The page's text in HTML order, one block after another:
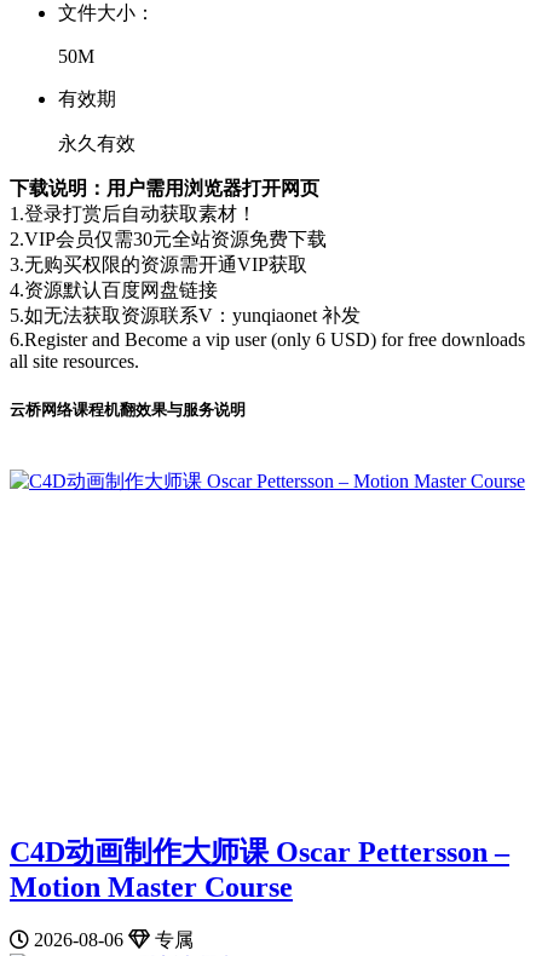
文件大小：
50M
有效期
永久有效
下载说明：用户需用浏览器打开网页
1.登录打赏后自动获取素材！
2.VIP会员仅需30元全站资源免费下载
3.无购买权限的资源需开通VIP获取
4.资源默认百度网盘链接
5.如无法获取资源联系V：yunqiaonet 补发
6.Register and Become a vip user (only 6 USD) for free downloads
all site resources.
云桥网络课程机翻效果与服务说明
C4D动画制作大师课 Oscar Pettersson –
Motion Master Course
2026-08-06 专属